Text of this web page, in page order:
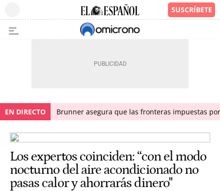
EN DIRECTO Brunner asegura que las fronteras impuestas
Los expertos coinciden: “con el modo
nocturno del aire acondicionado no
pasas calor y ahorrarás dinero"